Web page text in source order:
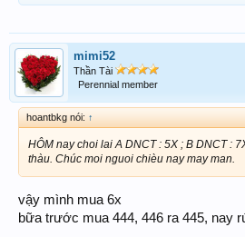
mimi52
Thần Tài
Perennial member
hoantbkg nói: ↑
HÔM nay choi lai A DNCT : 5X ; B DNCT :
thàu. Chúc moi nguoi chièu nay may man.
vậy mình mua 6x
bữa trước mua 444, 446 ra 445, nay